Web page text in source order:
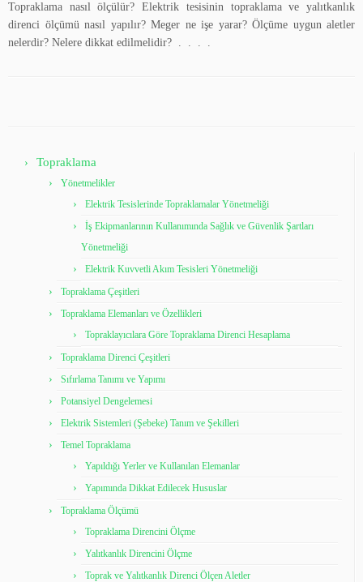
Topraklama nasıl ölçülür? Elektrik tesisinin topraklama ve yalıtkanlık
direnci ölçümü nasıl yapılır? Meger ne işe yarar? Ölçüme uygun aletler
nelerdir? Nelere dikkat edilmelidir? . . . .
Topraklama
Yönetmelikler
Elektrik Tesislerinde Topraklamalar Yönetmeliği
İş Ekipmanlarının Kullanımında Sağlık ve Güvenlik Şartları
Yönetmeliği
Elektrik Kuvvetli Akım Tesisleri Yönetmeliği
Topraklama Çeşitleri
Topraklama Elemanları ve Özellikleri
Topraklayıcılara Göre Topraklama Direnci Hesaplama
Topraklama Direnci Çeşitleri
Sıfırlama Tanımı ve Yapımı
Potansiyel Dengelemesi
Elektrik Sistemleri (Şebeke) Tanım ve Şekilleri
Temel Topraklama
Yapıldığı Yerler ve Kullanılan Elemanlar
Yapımında Dikkat Edilecek Hususlar
Topraklama Ölçümü
Topraklama Direncini Ölçme
Yalıtkanlık Direncini Ölçme
Toprak ve Yalıtkanlık Direnci Ölçen Aletler